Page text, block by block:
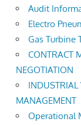
Audit
Electro
Gas Turbine
CONTRACT
NEGOTIATION
INDUSTRIAL
MANAGEMENT
Operational